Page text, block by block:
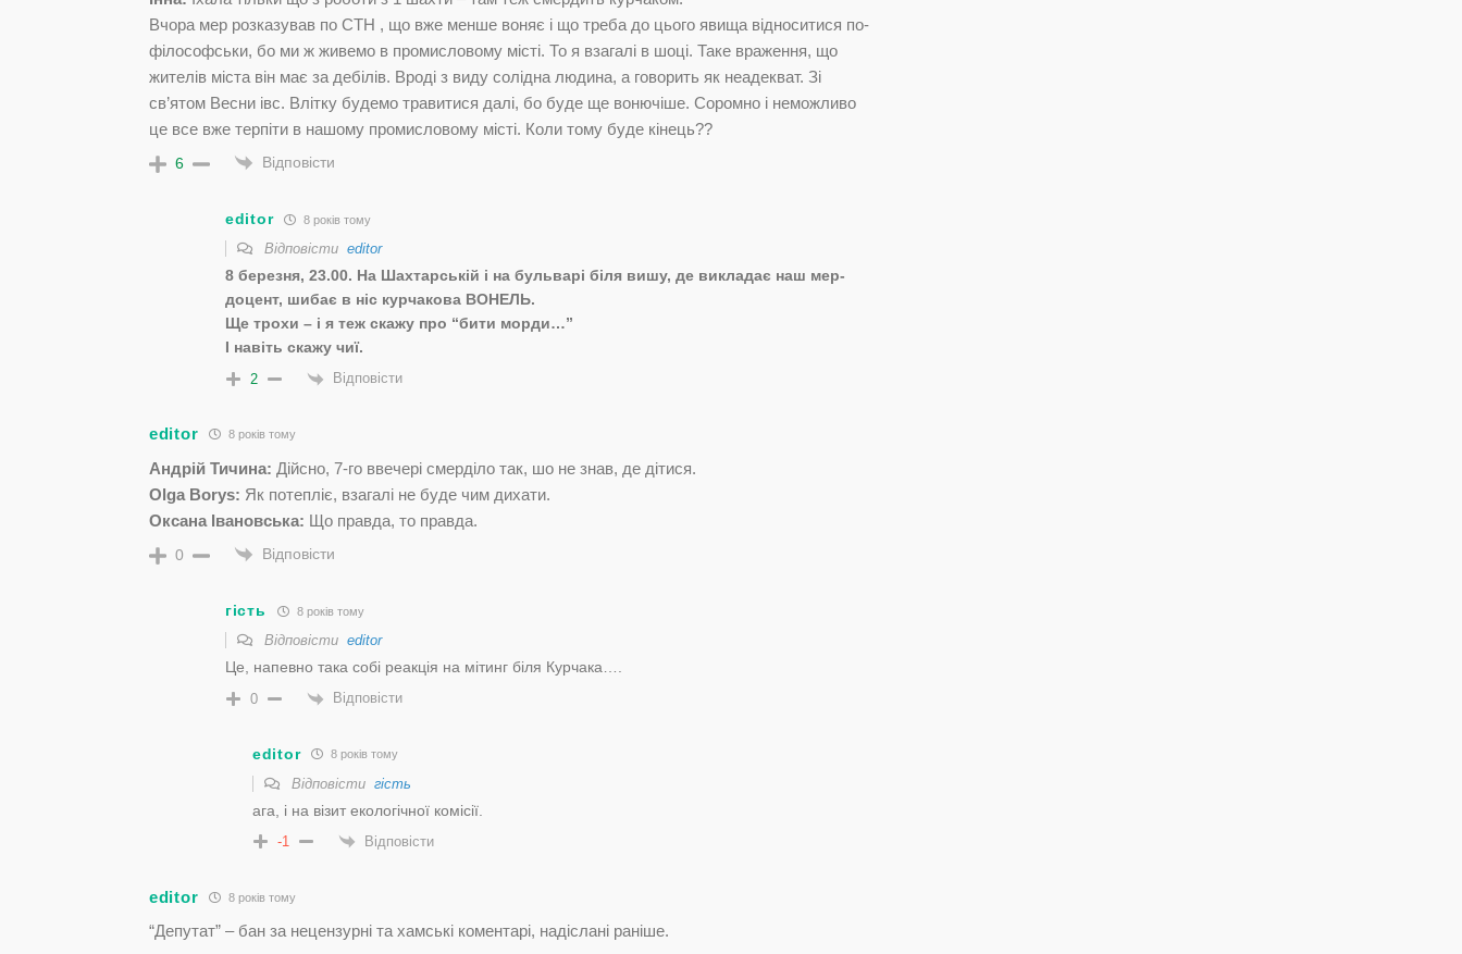
Вчора мер розказував по СТН , що вже менше воняє і що треба до цього явища відноситися по-
філософськи, бо ми ж живемо в промисловому місті. То я взагалі в шоці. Таке враження, що
жителів міста він має за дебілів. Вроді з виду солідна людина, а говорить як неадекват. Зі
св’ятом Весни івс. Влітку будемо травитися далі, бо буде ще вонючіше. Соромно і неможливо
це все вже терпіти в нашому промисловому місті. Коли тому буде кінець??
6 Відповісти
editor 8 років тому
Відповісти editor
8 березня, 23.00. На Шахтарській і на бульварі біля вишу, де викладає наш мер-
доцент, шибає в ніс курчакова ВОНЕЛЬ.
Ще трохи – і я теж скажу про “бити морди…”
І навіть скажу чиї.
2 Відповісти
editor 8 років тому
Андрій Тичина: Дійсно, 7-го ввечері смерділо так, шо не знав, де дітися.
Olga Borys: Як потепліє, взагалі не буде чим дихати.
Оксана Івановська: Що правда, то правда.
0 Відповісти
гість 8 років тому
Відповісти editor
Це, напевно така собі реакція на мітинг біля Курчака….
0 Відповісти
editor 8 років тому
Відповісти гість
ага, і на візит екологічної комісії.
-1 Відповісти
editor 8 років тому
“Депутат” – бан за нецензурні та хамські коментарі, надіслані раніше.